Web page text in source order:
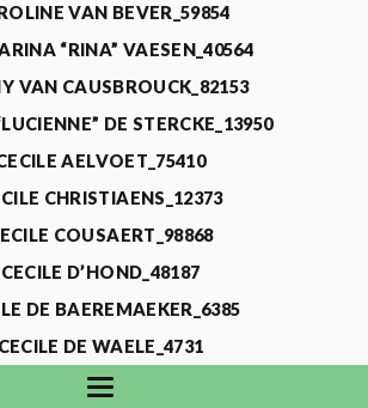
VAN BEVER_59854
“RINA” VAESEN_40564
VAN CAUSBROUCK_82153
DE STERCKE_13950
AELVOET_75410
CHRISTIAENS_12373
COUSAERT_98868
CECILE D’HOND_48187
DE BAEREMAEKER_6385
CECILE DE WAELE_4731
CECILE DEVOS_115318